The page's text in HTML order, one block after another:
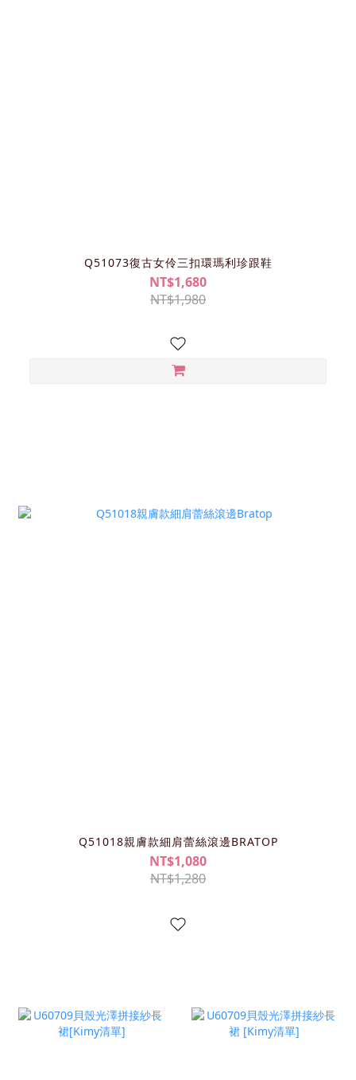
Q51073復古女伶三扣環瑪利珍跟鞋
NT$1,680
NT$1,980
Q51018親膚款細肩蕾絲滾邊BRATOP
NT$1,080
NT$1,280